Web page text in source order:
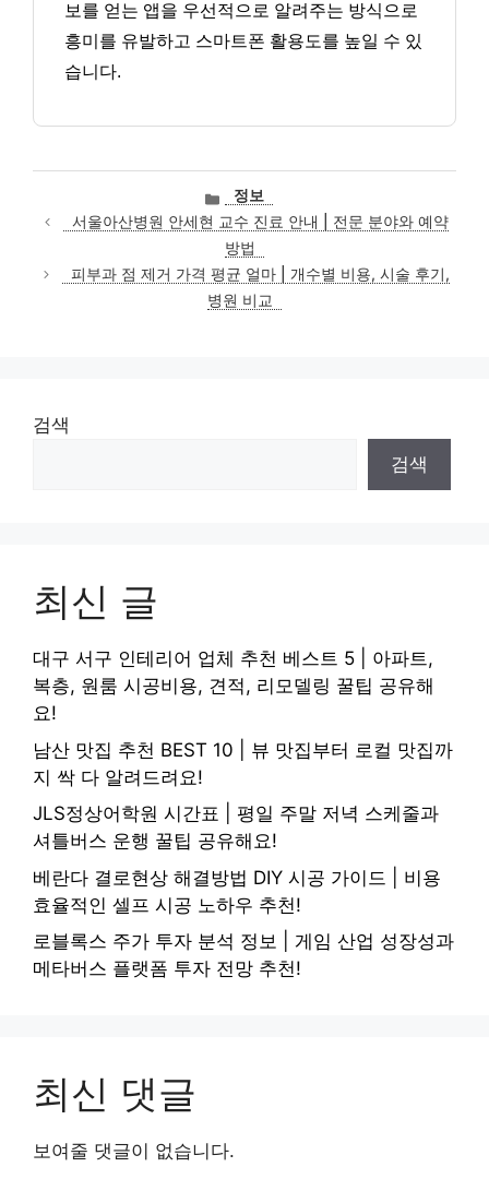
보를 얻는 앱을 우선적으로 알려주는 방식으로
흥미를 유발하고 스마트폰 활용도를 높일 수 있
습니다.
카
테
고
리
정보
서울아산병원 안세현 교수 진료 안내 | 전문 분야와 예약
방법
피부과 점 제거 가격 평균 얼마 | 개수별 비용, 시술 후기,
병원 비교
검색
검색
최신 글
대구 서구 인테리어 업체 추천 베스트 5 | 아파트,
복층, 원룸 시공비용, 견적, 리모델링 꿀팁 공유해
요!
남산 맛집 추천 BEST 10 | 뷰 맛집부터 로컬 맛집까
지 싹 다 알려드려요!
JLS정상어학원 시간표 | 평일 주말 저녁 스케줄과
셔틀버스 운행 꿀팁 공유해요!
베란다 결로현상 해결방법 DIY 시공 가이드 | 비용
효율적인 셀프 시공 노하우 추천!
로블록스 주가 투자 분석 정보 | 게임 산업 성장성과
메타버스 플랫폼 투자 전망 추천!
최신 댓글
보여줄 댓글이 없습니다.